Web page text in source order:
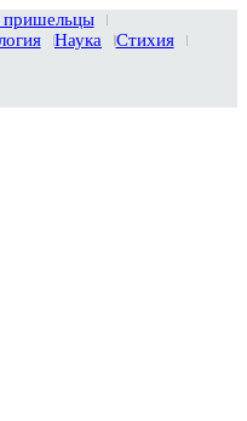
Наука
Стихия